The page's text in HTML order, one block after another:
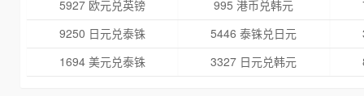
5927 欧元兑英镑
995 港币兑韩元
9250 日元兑泰铢
5446 泰铢兑日元
1694 美元兑泰铢
3327 日元兑韩元